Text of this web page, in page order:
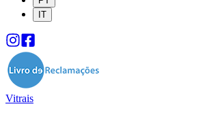
IT
Vitrais